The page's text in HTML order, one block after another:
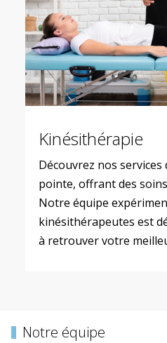
Kinésithérapie
Découvrez nos
pointe, offrant des
Notre équipe
kinésithérapeutes est
à retrouver votre
Notre équipe